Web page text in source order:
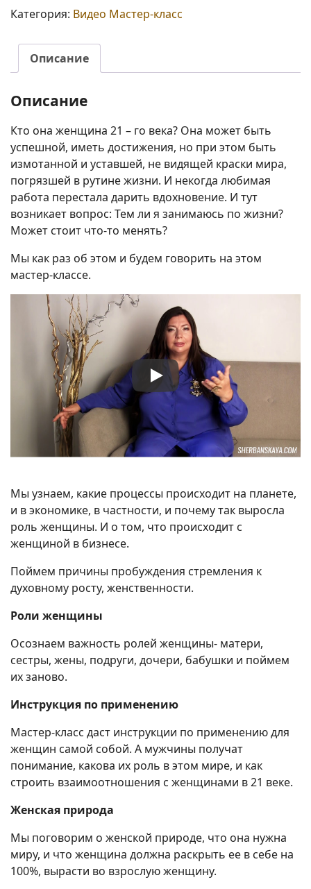
Женщина
[мастер-
класс]
Категория: Видео Мастер-класс
Описание
Описание
Кто она женщина 21 – го века? Она может быть
успешной, иметь достижения, но при этом быть
измотанной и уставшей, не видящей краски мира,
погрязшей в рутине жизни. И некогда любимая
работа перестала дарить вдохновение. И тут
возникает вопрос: Тем ли я занимаюсь по жизни?
Может стоит что-то менять?
Мы как раз об этом и будем говорить на этом
мастер-классе.
Мы узнаем, какие процессы происходит на планете,
и в экономике, в частности, и почему так выросла
роль женщины. И о том, что происходит с
женщиной в бизнесе.
Поймем причины пробуждения стремления к
духовному росту, женственности.
Роли женщины
Осознаем важность ролей женщины- матери,
сестры, жены, подруги, дочери, бабушки и поймем
их заново.
Инструкция по применению
Мастер-класс даст инструкции по применению для
женщин самой собой. А мужчины получат
понимание, какова их роль в этом мире, и как
строить взаимоотношения с женщинами в 21 веке.
Женская природа
Мы поговорим о женской природе, что она нужна
миру, и что женщина должна раскрыть ее в себе на
100%, вырасти во взрослую женщину.